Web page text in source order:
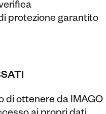
protezione garantito
di ottenere da IMAGO